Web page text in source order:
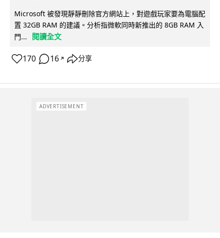
Microsoft 被發現靜靜刪除官方網站上，對遊戲玩家要為電腦配
置 32GB RAM 的建議。分析指微軟同時新推出的 8GB RAM 入
門...
閱讀全文
170 16 ↗ 分享
ADVERTISEMENT